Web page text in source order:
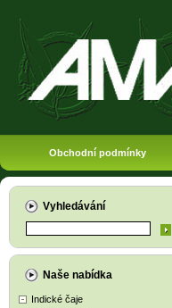
Obchodní podmínky
Vyhledávání
Naše nabídka
Indické čaje